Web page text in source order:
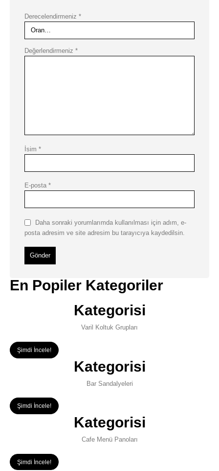
Derecelendirmeniz *
Değerlendirmeniz *
İsim *
E-posta *
Daha sonraki yorumlarımda kullanılması için adım, e-
posta adresim ve site adresim bu tarayıcıya kaydedilsin.
En Popiler Kategoriler
Kategorisi
Varil Koltuk Grupları
Şimdi İncele!
Kategorisi
Bar Sandalyeleri
Şimdi İncele!
Kategorisi
Cafe Menü Panoları
Şimdi İncele!